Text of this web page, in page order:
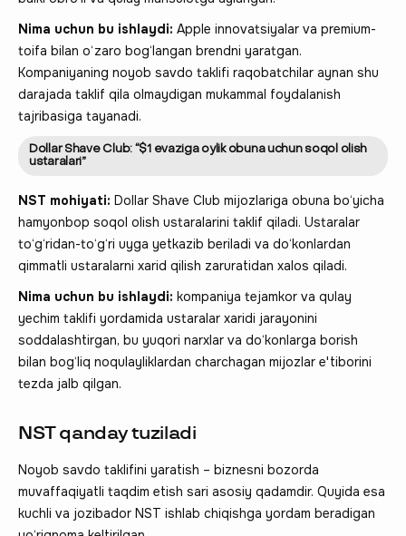
Nima uchun bu ishlaydi: Apple innovatsiyalar va premium-
toifa bilan o‘zaro bog‘langan brendni yaratgan.
Kompaniyaning noyob savdo taklifi raqobatchilar aynan shu
darajada taklif qila olmaydigan mukammal foydalanish
tajribasiga tayanadi.
Dollar Shave Club: “$1 evaziga oylik obuna uchun soqol olish
ustaralari”
NST mohiyati: Dollar Shave Club mijozlariga obuna bo‘yicha
hamyonbop soqol olish ustaralarini taklif qiladi. Ustaralar
to‘g‘ridan-to‘g‘ri uyga yetkazib beriladi va do‘konlardan
qimmatli ustaralarni xarid qilish zaruratidan xalos qiladi.
Nima uchun bu ishlaydi: kompaniya tejamkor va qulay
yechim taklifi yordamida ustaralar xaridi jarayonini
soddalashtirgan, bu yuqori narxlar va do‘konlarga borish
bilan bog‘liq noqulayliklardan charchagan mijozlar e'tiborini
tezda jalb qilgan.
NST qanday tuziladi
Noyob savdo taklifini yaratish – biznesni bozorda
muvaffaqiyatli taqdim etish sari asosiy qadamdir. Quyida esa
kuchli va jozibador NST ishlab chiqishga yordam beradigan